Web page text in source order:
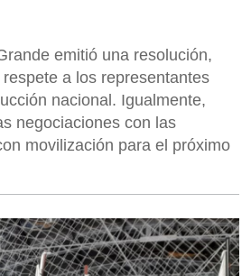
emitió una resolución,
a los representantes
nacional. Igualmente,
negociaciones con las
movilización para el próximo